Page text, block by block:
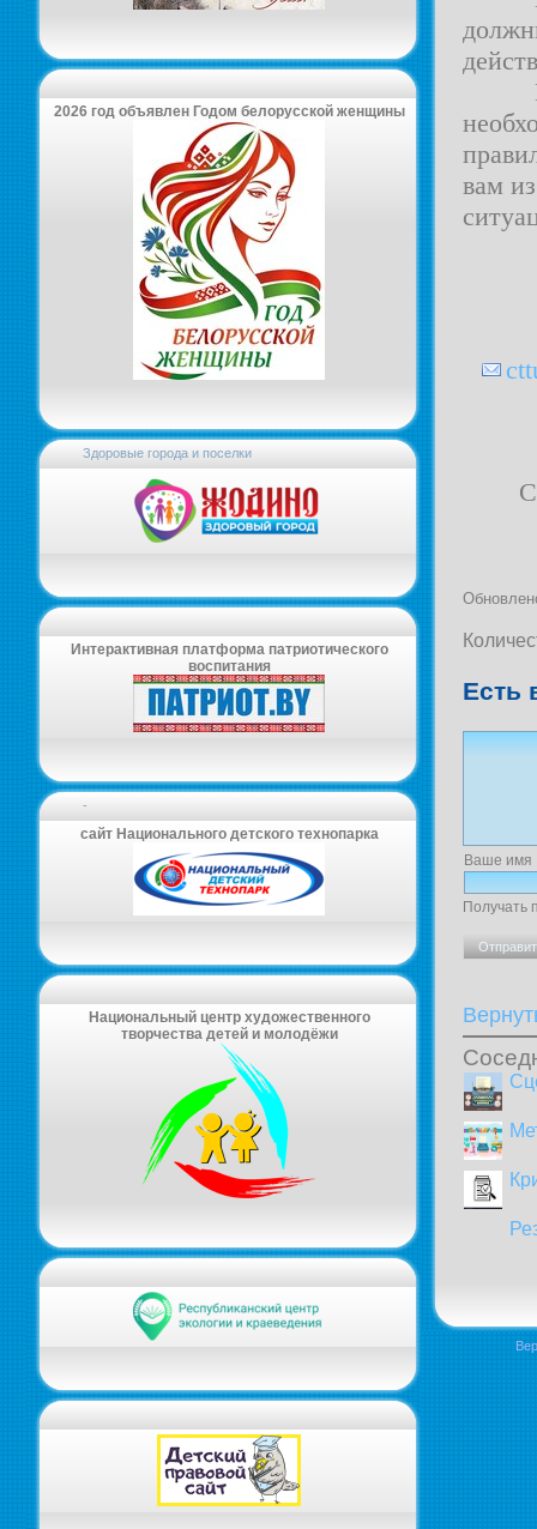
2026 год объявлен Годом белорусской женщины
Здоровые города и поселки
Интерактивная платформа патриотического
воспитания
-
сайт Национального детского технопарка
Национальный центр художественного
творчества детей и молодёжи
вам
Есть
Ваше имя
Получать